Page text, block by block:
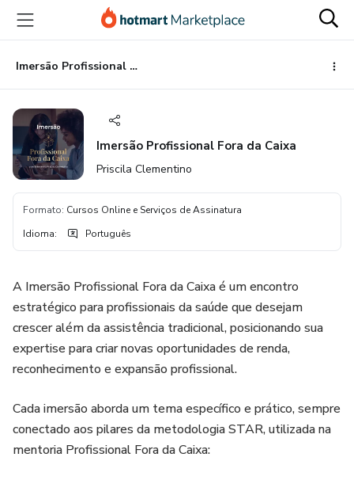
para
conteúdo
principal
para
pagamento
para
rodapé
Imersão Profissional Fora da Caixa
Imersão Profissional Fora da Caixa
Priscila Clementino
Formato: Cursos Online e Serviços de Assinatura
Idioma: Português
A Imersão Profissional Fora da Caixa é um encontro
estratégico para profissionais da saúde que desejam
crescer além da assistência tradicional, posicionando sua
expertise para criar novas oportunidades de renda,
reconhecimento e expansão profissional.
Cada imersão aborda um tema específico e prático, sempre
conectado aos pilares da metodologia STAR, utilizada na
mentoria Profissional Fora da Caixa: